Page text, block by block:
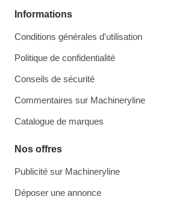
Informations
Conditions générales d'utilisation
Politique de confidentialité
Conseils de sécurité
Commentaires sur Machineryline
Catalogue de marques
Nos offres
Publicité sur Machineryline
Déposer une annonce